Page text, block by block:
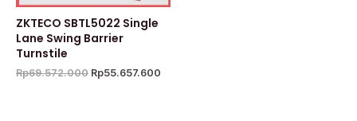
ZKTECO SBTL5022 Single
Lane Swing Barrier
Turnstile
Rp69.572.000 Rp55.657.600